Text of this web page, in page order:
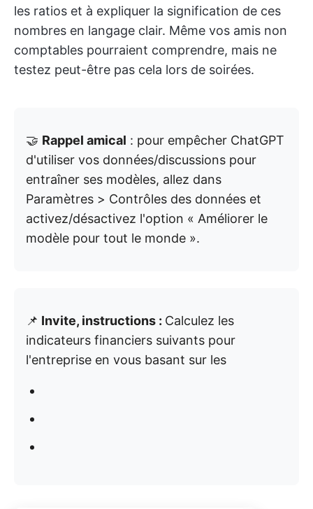
les ratios et à expliquer la signification de ces
nombres en langage clair. Même vos amis non
comptables pourraient comprendre, mais ne
testez peut-être pas cela lors de soirées.
🤝 Rappel amical : pour empêcher ChatGPT
d'utiliser vos données/discussions pour
entraîner ses modèles, allez dans
Paramètres > Contrôles des données et
activez/désactivez l'option « Améliorer le
modèle pour tout le monde ».
📌 Invite, instructions : Calculez les
indicateurs financiers suivants pour
l'entreprise en vous basant sur les